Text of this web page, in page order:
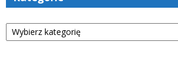
Kategorie